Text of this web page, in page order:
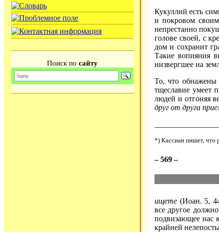
Поиск по сайту
Кукуллий есть
и покровом
непрестанно
голове своей, с
дом и сохранит
Такие вопияния
низвергшее на
То, что обнажены
тщеславие умеет
людей и отгоняя
друг от друга
*) Кассиан пишет, что
– 569 –
ищете (Иоан. 5,
все другое
подвизающее нас
крайней